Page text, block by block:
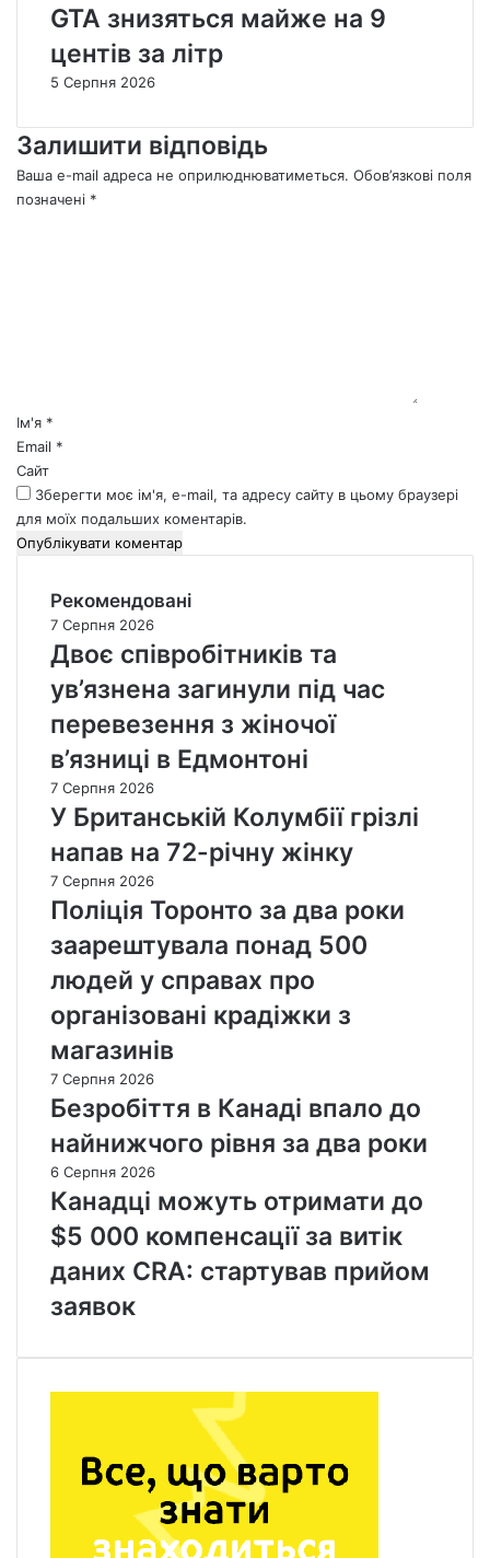
GTA знизяться майже на 9
центів за літр
5 Серпня 2026
Залишити відповідь
Ваша e-mail адреса не оприлюднюватиметься. Обов’язкові поля
позначені *
*Ім'я *
Email *
Сайт
Зберегти моє ім'я, e-mail, та адресу сайту в цьому браузері
для моїх подальших коментарів.
Рекомендовані
7 Серпня 2026
Двоє співробітників та
ув’язнена загинули під час
перевезення з жіночої
в’язниці в Едмонтоні
7 Серпня 2026
У Британській Колумбії грізлі
напав на 72-річну жінку
7 Серпня 2026
Поліція Торонто за два роки
заарештувала понад 500
людей у справах про
організовані крадіжки з
магазинів
7 Серпня 2026
Безробіття в Канаді впало до
найнижчого рівня за два роки
6 Серпня 2026
Канадці можуть отримати до
$5 000 компенсації за витік
даних CRA: стартував прийом
заявок